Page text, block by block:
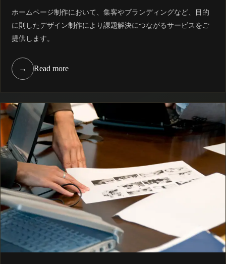
ホームページ制作において、集客やブランディングなど、目的
に則したデザイン制作により課題解決につながるサービスをご
提供します。
→ Read more